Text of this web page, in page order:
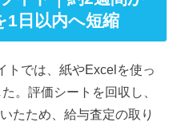
1日以内へ短縮
トでは、紙やExcelを使っ
。評価シートを回収し、
たため、給与査定の取り